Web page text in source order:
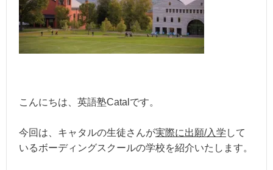
こんにちは、英語塾Catalです。
今回は、キャタルの生徒さんが実際に出願/入学 して
いるボーディングスクールの学校を紹介いたします。